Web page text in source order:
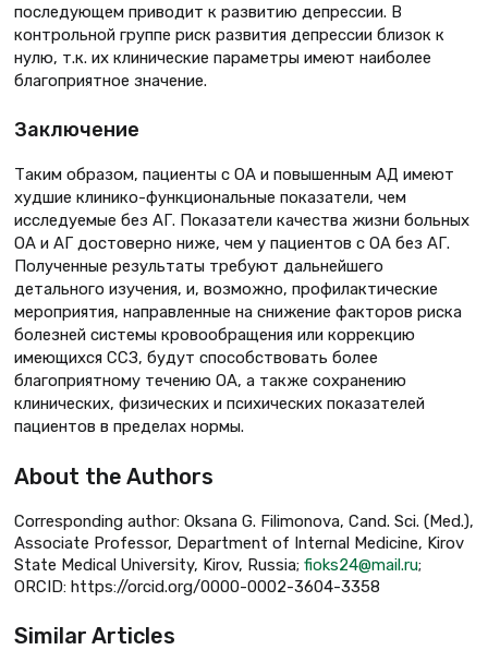
последующем приводит к развитию депрессии. В
контрольной группе риск развития депрессии близок к
нулю, т.к. их клинические параметры имеют наиболее
благоприятное значение.
Заключение
Таким образом, пациенты с ОА и повышенным АД имеют
худшие клинико-функциональные показатели, чем
исследуемые без АГ. Показатели качества жизни больных
ОА и АГ достоверно ниже, чем у пациентов с ОА без АГ.
Полученные результаты требуют дальнейшего
детального изучения, и, возможно, профилактические
мероприятия, направленные на снижение факторов риска
болезней системы кровообращения или коррекцию
имеющихся ССЗ, будут способствовать более
благоприятному течению ОА, а также сохранению
клинических, физических и психических показателей
пациентов в пределах нормы.
About the Authors
Corresponding author: Oksana G. Filimonova, Cand. Sci. (Med.),
Associate Professor, Department of Internal Medicine, Kirov
State Medical University, Kirov, Russia; fioks24@mail.ru;
ORCID: https://orcid.org/0000-0002-3604-3358
Similar Articles